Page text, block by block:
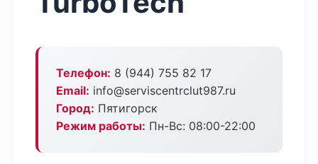
Телефон: 8 (944) 755 82 17
Email: info@serviscentrclut987.ru
Город: Пятигорск
Режим работы: Пн-Вс: 08:00-22:00